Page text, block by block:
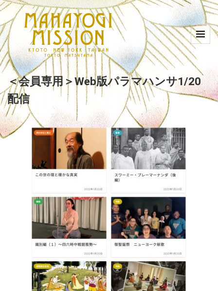
＜会員専用＞Web版パラマハンサ1/20
配信